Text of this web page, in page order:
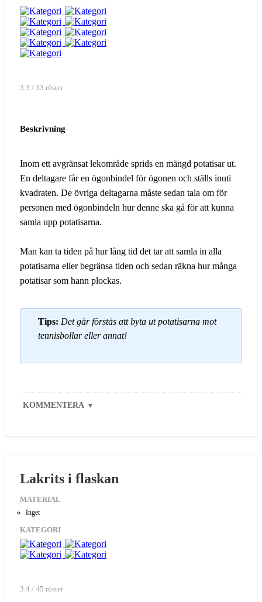
3.3 / 33 röster
Beskrivning
Inom ett avgränsat lekområde sprids en mängd potatisar ut.
En deltagare får en ögonbindel för ögonen och ställs inuti
kvadraten. De övriga deltagarna måste sedan tala om för
personen med ögonbindeln hur denne ska gå för att kunna
samla upp potatisarna.
Man kan ta tiden på hur lång tid det tar att samla in alla
potatisarna eller begränsa tiden och sedan räkna hur många
potatisar som hann plockas.
Tips: Det går förstås att byta ut potatisarna mot
tennisbollar eller annat!
KOMMENTERA ▼
Lakrits i flaskan
MATERIAL
Inget
KATEGORI
3.4 / 45 röster